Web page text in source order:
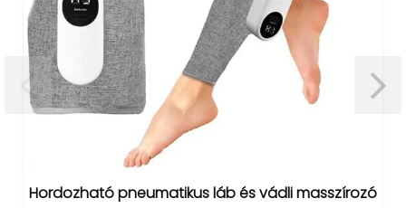
Hordozható pneumatikus láb és vádli masszírozó